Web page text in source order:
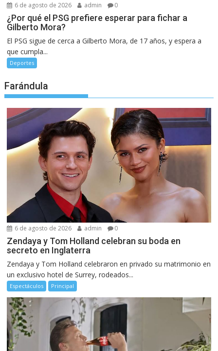
6 de agosto de 2026 admin 0
¿Por qué el PSG prefiere esperar para fichar a
Gilberto Mora?
El PSG sigue de cerca a Gilberto Mora, de 17 años, y espera a
que cumpla...
Deportes
Farándula
6 de agosto de 2026 admin 0
Zendaya y Tom Holland celebran su boda en
secreto en Inglaterra
Zendaya y Tom Holland celebraron en privado su matrimonio en
un exclusivo hotel de Surrey, rodeados...
Espectáculos Principal